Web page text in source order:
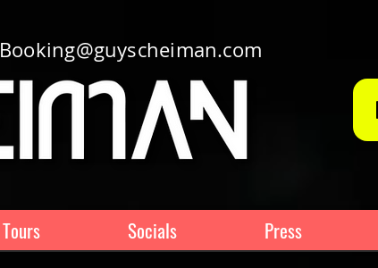
Booking@guyscheiman.com
Tours Socials Press